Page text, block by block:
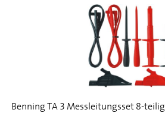
Benning TA 3 Messleitungsset 8-teilig